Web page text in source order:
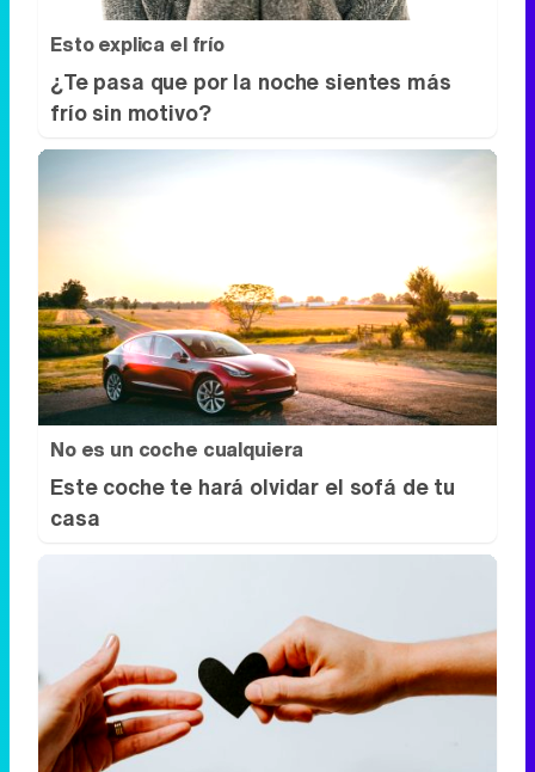
Esto explica el frío
¿Te pasa que por la noche sientes más
frío sin motivo?
No es un coche cualquiera
Este coche te hará olvidar el sofá de tu
casa